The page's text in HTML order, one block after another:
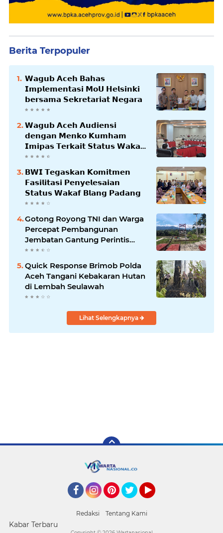
Berita Terpopuler
𝗪𝗮𝗴𝘂𝗯 𝗔𝗰𝗲𝗵 𝗕𝗮𝗵𝗮𝘀
𝗜𝗺𝗽𝗹𝗲𝗺𝗲𝗻𝘁𝗮𝘀𝗶 𝗠𝗼𝗨 𝗛𝗲𝗹𝘀𝗶𝗻𝗸𝗶
𝗯𝗲𝗿𝘀𝗮𝗺𝗮 𝗦𝗲𝗸𝗿𝗲𝘁𝗮𝗿𝗶𝗮𝘁 𝗡𝗲𝗴𝗮𝗿𝗮
𝗪𝗮𝗴𝘂𝗯 𝗔𝗰𝗲𝗵 𝗔𝘂𝗱𝗶𝗲𝗻𝘀𝗶
𝗱𝗲𝗻𝗴𝗮𝗻 𝗠𝗲𝗻𝗸𝗼 𝗞𝘂𝗺𝗵𝗮𝗺
𝗜𝗺𝗶𝗽𝗮𝘀 𝗧𝗲𝗿𝗸𝗮𝗶𝘁 𝗦𝘁𝗮𝘁𝘂𝘀 𝗪𝗮𝗸𝗮𝗳
𝗕𝗹𝗮𝗻𝗴𝗽𝗮𝗱𝗮𝗻𝗴
𝗕𝗪𝗜 𝗧𝗲𝗴𝗮𝘀𝗸𝗮𝗻 𝗞𝗼𝗺𝗶𝘁𝗺𝗲𝗻
𝗙𝗮𝘀𝗶𝗹𝗶𝘁𝗮𝘀𝗶 𝗣𝗲𝗻𝘆𝗲𝗹𝗲𝘀𝗮𝗶𝗮𝗻
𝗦𝘁𝗮𝘁𝘂𝘀 𝗪𝗮𝗸𝗮𝗳 𝗕𝗹𝗮𝗻𝗴 𝗣𝗮𝗱𝗮𝗻𝗴
Gotong Royong TNI dan Warga
Percepat Pembangunan
Jembatan Gantung Perintis
Kuta Ujung Aceh Tenggara
Quick Response Brimob Polda
Aceh Tangani Kebakaran Hutan
di Lembah Seulawah
Lihat Selengkapnya
Redaksi Tentang Kami
Kabar Terbaru